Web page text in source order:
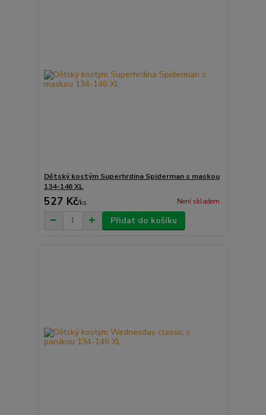
Dětský kostým Superhrdina Spiderman s maskou
134-146 XL
527 Kč/ks Není skladem
Přidat do košíku